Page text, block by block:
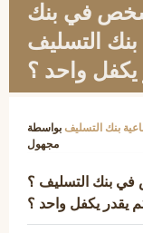
في بنك
التسليف
يكفل واحد ؟
بنك التسليف بواسطة
مجهول
بنك التسليف ؟
يقدر يكفل واحد ؟